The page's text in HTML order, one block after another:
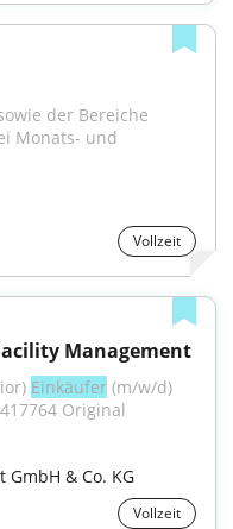
Monats- und
Vollzeit
Management
Einkäufer (m/w/d)
Original
GmbH & Co. KG
Vollzeit